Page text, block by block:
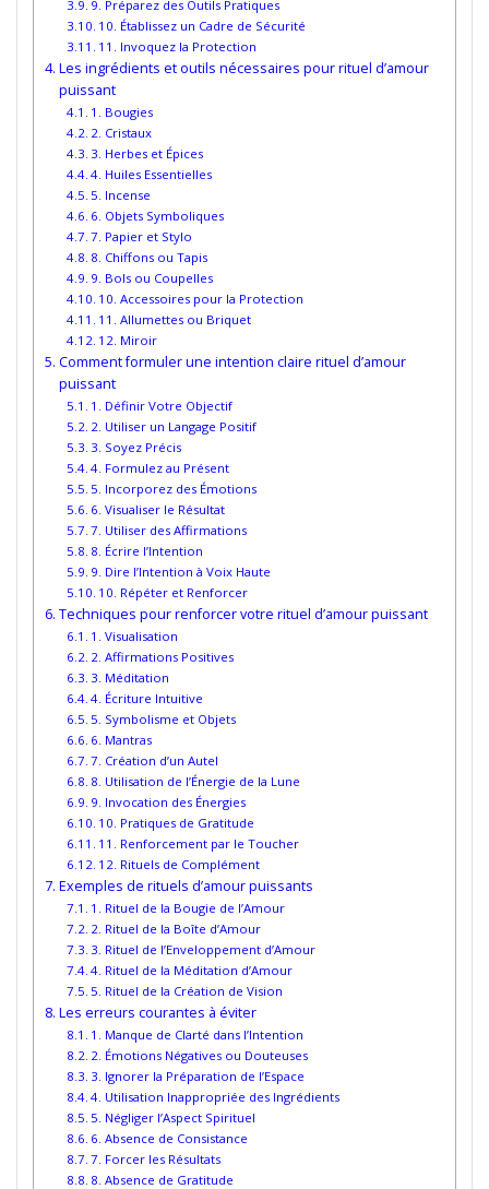
9. Préparez des Outils Pratiques
10. Établissez un Cadre de Sécurité
11. Invoquez la Protection
Les ingrédients et outils nécessaires pour rituel d’amour
puissant
1. Bougies
2. Cristaux
3. Herbes et Épices
4. Huiles Essentielles
5. Incense
6. Objets Symboliques
7. Papier et Stylo
8. Chiffons ou Tapis
9. Bols ou Coupelles
10. Accessoires pour la Protection
11. Allumettes ou Briquet
12. Miroir
Comment formuler une intention claire rituel d’amour
puissant
1. Définir Votre Objectif
2. Utiliser un Langage Positif
3. Soyez Précis
4. Formulez au Présent
5. Incorporez des Émotions
6. Visualiser le Résultat
7. Utiliser des Affirmations
8. Écrire l’Intention
9. Dire l’Intention à Voix Haute
10. Répéter et Renforcer
Techniques pour renforcer votre rituel d’amour puissant
1. Visualisation
2. Affirmations Positives
3. Méditation
4. Écriture Intuitive
5. Symbolisme et Objets
6. Mantras
7. Création d’un Autel
8. Utilisation de l’Énergie de la Lune
9. Invocation des Énergies
10. Pratiques de Gratitude
11. Renforcement par le Toucher
12. Rituels de Complément
Exemples de rituels d’amour puissants
1. Rituel de la Bougie de l’Amour
2. Rituel de la Boîte d’Amour
3. Rituel de l’Enveloppement d’Amour
4. Rituel de la Méditation d’Amour
5. Rituel de la Création de Vision
Les erreurs courantes à éviter
1. Manque de Clarté dans l’Intention
2. Émotions Négatives ou Douteuses
3. Ignorer la Préparation de l’Espace
4. Utilisation Inappropriée des Ingrédients
5. Négliger l’Aspect Spirituel
6. Absence de Consistance
7. Forcer les Résultats
8. Absence de Gratitude